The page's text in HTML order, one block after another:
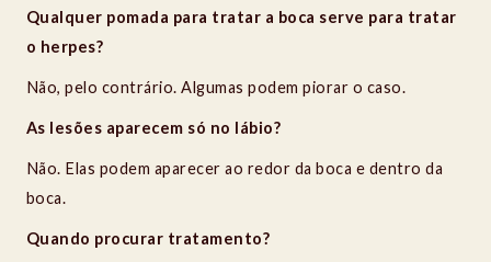
Qualquer pomada para tratar a boca serve para tratar
o herpes?
Não, pelo contrário. Algumas podem piorar o caso.
As lesões aparecem só no lábio?
Não. Elas podem aparecer ao redor da boca e dentro da
boca.
Quando procurar tratamento?